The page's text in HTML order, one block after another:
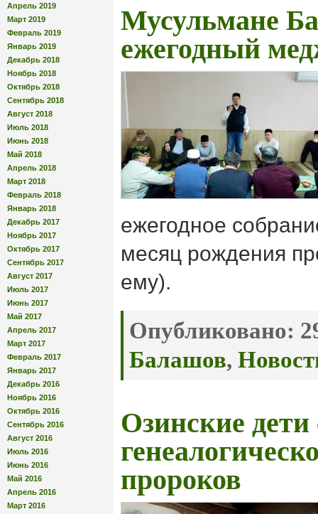
Апрель 2019
Март 2019
Февраль 2019
Январь 2019
Декабрь 2018
Ноябрь 2018
Октябрь 2018
Сентябрь 2018
Август 2018
Июль 2018
Июнь 2018
Май 2018
Апрель 2018
Март 2018
Февраль 2018
Январь 2018
Декабрь 2017
Ноябрь 2017
Октябрь 2017
Сентябрь 2017
Август 2017
Июль 2017
Июнь 2017
Май 2017
Апрель 2017
Март 2017
Февраль 2017
Январь 2017
Декабрь 2016
Ноябрь 2016
Октябрь 2016
Сентябрь 2016
Август 2016
Июль 2016
Июнь 2016
Май 2016
Апрель 2016
Март 2016
Мусульмане
ежегодный
ежегодное
месяц рождения
ему).
Опубликовано:
Балашов,
Озинские дети
пророков